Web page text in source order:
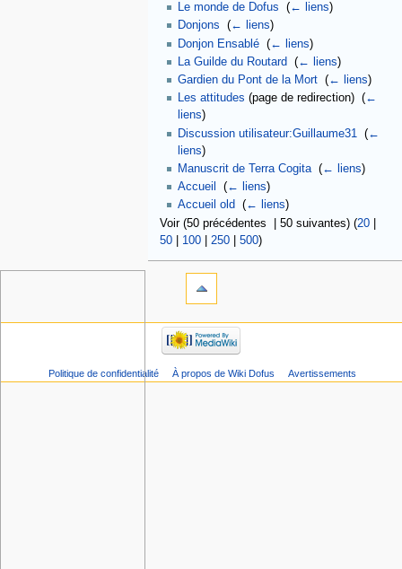
Le monde de Dofus ‎(← liens)
Donjons ‎(← liens)
Donjon Ensablé ‎(← liens)
La Guilde du Routard ‎(← liens)
Gardien du Pont de la Mort ‎(← liens)
Les attitudes (page de redirection) ‎(←
liens)
Discussion utilisateur:Guillaume31
‎(←
liens)
Manuscrit de Terra Cogita‎(← liens)
Accueil
‎(← liens)
Accueil old ‎(← liens)
Voir (50 précédentes | 50 suivantes) (20|
50| 100| 250| 500)
Politique de confidentialité À propos de Wiki Dofus Avertissements